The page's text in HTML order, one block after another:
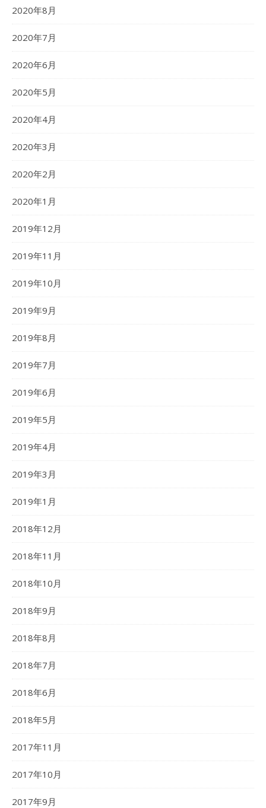
2020年8月
2020年7月
2020年6月
2020年5月
2020年4月
2020年3月
2020年2月
2020年1月
2019年12月
2019年11月
2019年10月
2019年9月
2019年8月
2019年7月
2019年6月
2019年5月
2019年4月
2019年3月
2019年1月
2018年12月
2018年11月
2018年10月
2018年9月
2018年8月
2018年7月
2018年6月
2018年5月
2017年11月
2017年10月
2017年9月